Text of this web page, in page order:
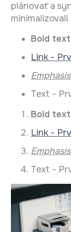
plánovať a
Bold
Link -
Text -
Bold
Link -
Text -